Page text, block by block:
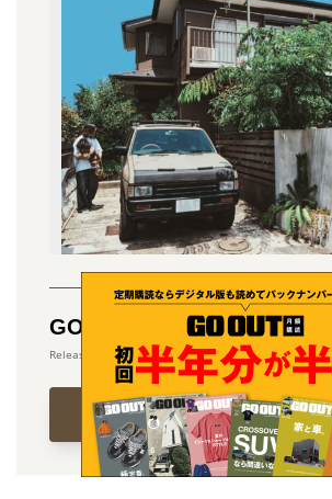
GO OUT vol.203 「家と車
2026.07.30
VIEW DETAIL